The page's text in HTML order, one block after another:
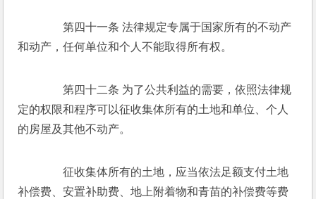
第四十一条 法律规定专属于国家所有的不动产
和动产，任何单位和个人不能取得所有权。
第四十二条 为了公共利益的需要，依照法律规
定的权限和程序可以征收集体所有的土地和单位、个人
的房屋及其他不动产。
征收集体所有的土地，应当依法足额支付土地
补偿费、安置补助费、地上附着物和青苗的补偿费等费